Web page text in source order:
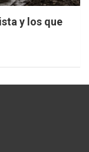
y los que